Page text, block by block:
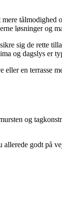
tålmodighed
løsninger og
sig de rette
og dagslys er
eller en terrasse
og
godt på